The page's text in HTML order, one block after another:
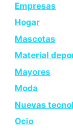
Empresas
Hogar
Mascotas
Material
Mayores
Moda
Nuevas
Ocio